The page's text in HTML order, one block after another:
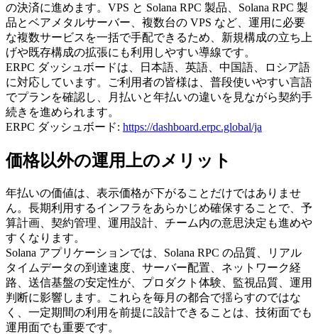
の決済に進めます。VPS と Solana RPC 製品、Solana RPC 製
品とベアメタルサーバー、複数台の VPS など、運用に必要
な複数サービスを一括で手配できるため、新規構成の立ち上
げや既存構成の拡張にも利用しやすい導線です。
ERPC ダッシュボードは、日本語、英語、中国語、ロシア語
に対応しています。ご利用者の皆様は、普段使いやすい言語
でプランを確認し、月払いと年払いの違いを見ながら契約手
続きを進められます。
ERPC ダッシュボード: https://dashboard.erpc.global/ja
価格以外の運用上のメリット
年払いの価値は、表示価格が下がることだけではありませ
ん。長期利用するインフラをあらかじめ確保することで、予
算計画、契約管理、運用設計、チーム内の意思決定も進めや
すくなります。
Solana アプリケーションでは、Solana RPC の品質、リアル
タイムデータの到達速度、サーバー配置、ネットワーク経
路、送信基盤の安定性が、プロダクト体験、監視品質、運用
判断に影響します。これらを毎月の都合で揺らすのではな
く、一定期間の利用を前提に設計できることは、技術面でも
運用面でも重要です。